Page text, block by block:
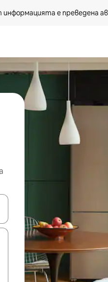
е преведена
със стрелки